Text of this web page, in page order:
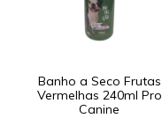
Banho a Seco Frutas
Vermelhas 240ml Pro
Canine